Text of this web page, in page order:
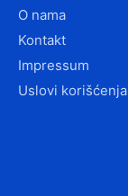
O nama
Kontakt
Impressum
Uslovi korišćenja